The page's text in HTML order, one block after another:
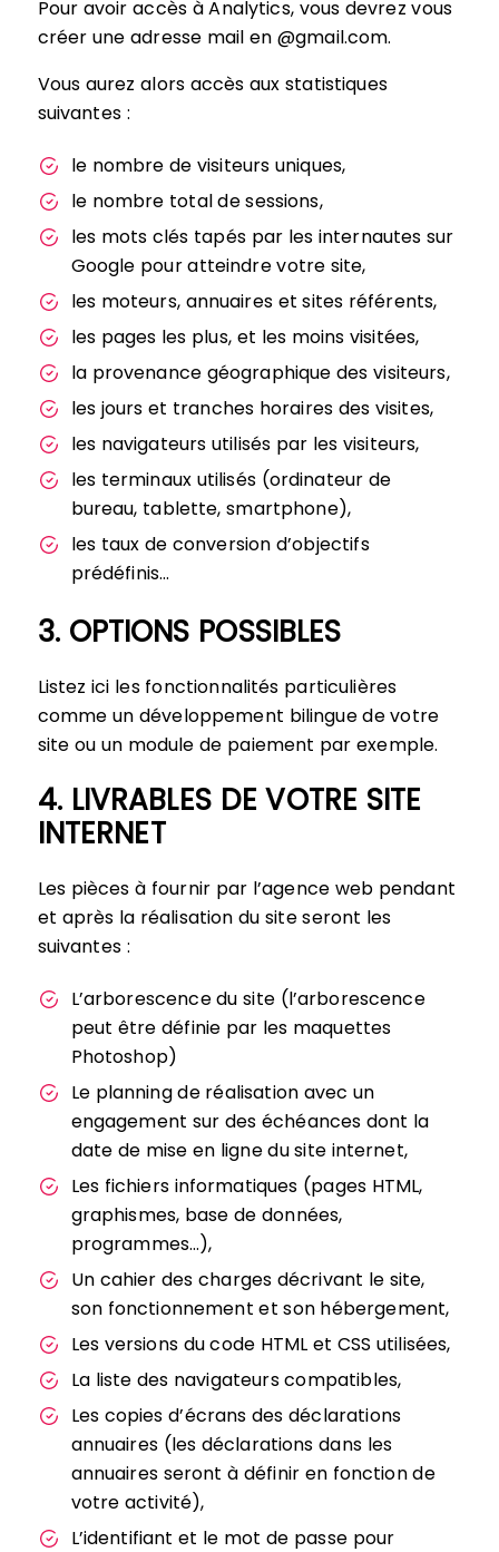
Pour avoir accès à Analytics, vous devrez vous
créer une adresse mail en @gmail.com.
Vous aurez alors accès aux statistiques
suivantes :
le nombre de visiteurs uniques,
le nombre total de sessions,
les mots clés tapés par les internautes sur
Google pour atteindre votre site,
les moteurs, annuaires et sites référents,
les pages les plus, et les moins visitées,
la provenance géographique des visiteurs,
les jours et tranches horaires des visites,
les navigateurs utilisés par les visiteurs,
les terminaux utilisés (ordinateur de
bureau, tablette, smartphone),
les taux de conversion d’objectifs
prédéfinis…
3. OPTIONS POSSIBLES
Listez ici les fonctionnalités particulières
comme un développement bilingue de votre
site ou un module de paiement par exemple.
4. LIVRABLES DE VOTRE SITE
INTERNET
Les pièces à fournir par l’agence web pendant
et après la réalisation du site seront les
suivantes :
L’arborescence du site (l’arborescence
peut être définie par les maquettes
Photoshop)
Le planning de réalisation avec un
engagement sur des échéances dont la
date de mise en ligne du site internet,
Les fichiers informatiques (pages HTML,
graphismes, base de données,
programmes…),
Un cahier des charges décrivant le site,
son fonctionnement et son hébergement,
Les versions du code HTML et CSS utilisées,
La liste des navigateurs compatibles,
Les copies d’écrans des déclarations
annuaires (les déclarations dans les
annuaires seront à définir en fonction de
votre activité),
L’identifiant et le mot de passe pour